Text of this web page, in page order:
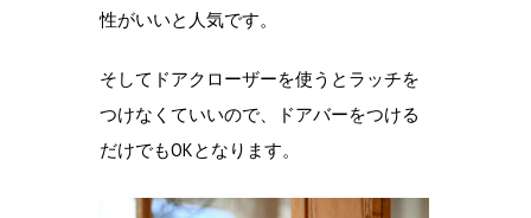
性がいいと人気です。
そしてドアクローザーを使うとラッチを
つけなくていいので、ドアバーをつける
だけでもOKとなります。